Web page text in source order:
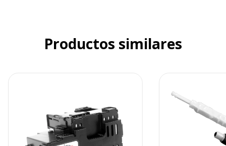
Productos similares